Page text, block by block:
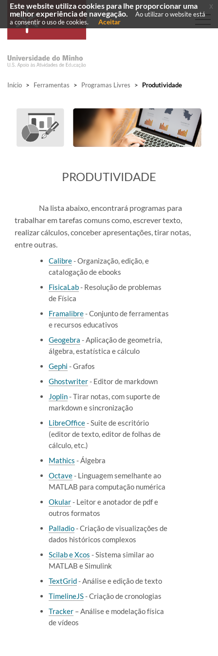
Início > Ferramentas > Programas Livres > Produtividade
​PRODUTIVIDADE
Na lista abaixo, encontrará programas para
trabalhar em tarefas comuns como, escrever texto,
realizar cálculos, conceber apresentações, tirar notas,
entre outras.
Calibre- Organização, edição, e
catalogação de ebooks
FisicaLab- Resolução de problemas
de Física
Framalibre- Conjunto de ferramentas
e recursos educativos
Geogebra - Aplicação de geometria,
álgebra, estatística e cálculo
Gephi - Grafos
Ghostwriter- Editor de markdown
Joplin- Tirar notas, com suporte de
markdown e sincronização
LibreOffice- Suite de escritório
(editor de texto, editor de folhas de
cálculo, etc.)
Mathics - Álgebra
Octave- Linguagem semelhante ao
MATLAB para computação numérica
Okular- Leitor e anotador de pdf e
outros formatos
Palladio- Criação de visualizações de
dados históricos complexos
Scilab e Xcos - Sistema similar ao
MATLAB e Simulink
TextGrid- Análise e edição de texto
TimelineJS- Criação de cronologias
Tracker – Análise e modelação física
de vídeos
Este website utiliza cookies para lhe proporcionar uma
melhor experiência de navegação.
Ao utilizar o website está
a consentir o uso de cookies.
Aceitar
x